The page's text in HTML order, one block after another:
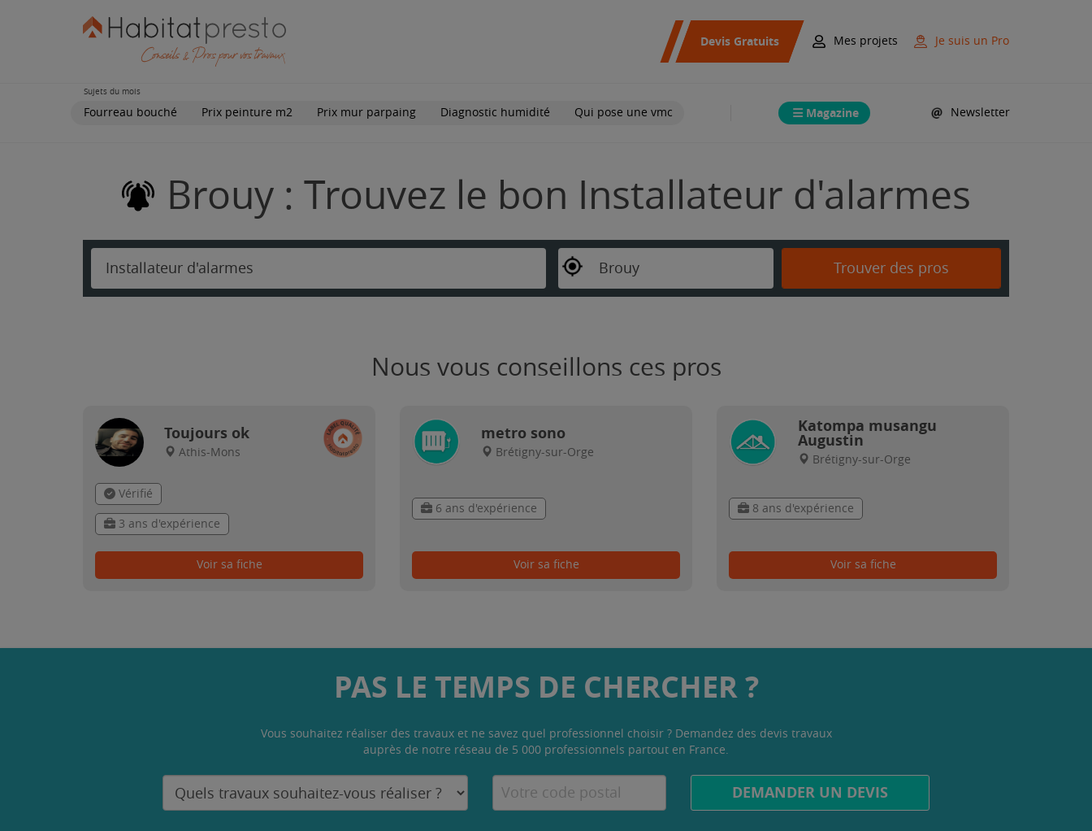
Devis Gratuits Mes projets Je suis un Pro
Sujets du mois
Fourreau bouché Prix peinture m2 Prix mur parpaing Diagnostic humidité Qui pose une vmc Magazine Newsletter
Brouy : Trouvez le bon Installateur d'alarmes
Installateur d'alarmes Brouy Trouver des pros
Nous vous conseillons ces pros
Toujours ok
Athis-Mons
Vérifié
3 ans d'expérience
Voir sa fiche
metro sono
Brétigny-sur-Orge
6 ans d'expérience
Voir sa fiche
Katompa musangu
Augustin
Brétigny-sur-Orge
8 ans d'expérience
Voir sa fiche
PAS LE TEMPS DE CHERCHER ?
Vous souhaitez réaliser des travaux et ne savez quel professionnel choisir ? Demandez des devis travaux
auprès de notre réseau de 5 000 professionnels partout en France.
DEMANDER UN DEVIS